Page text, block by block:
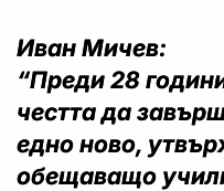
Иван Мичев:
“Преди 28
честта да
едно ново,
обещаващо